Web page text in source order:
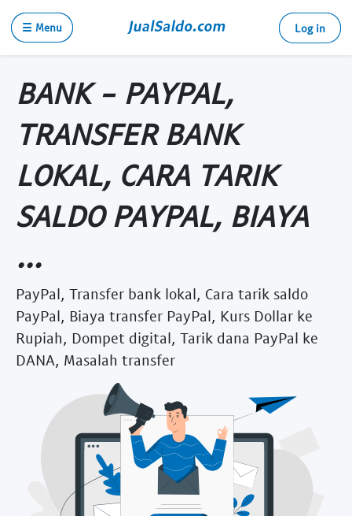
☰ Menu Log in
BANK - PAYPAL,
TRANSFER BANK
LOKAL, CARA TARIK
SALDO PAYPAL, BIAYA
...
PayPal, Transfer bank lokal, Cara tarik saldo
PayPal, Biaya transfer PayPal, Kurs Dollar ke
Rupiah, Dompet digital, Tarik dana PayPal ke
DANA, Masalah transfer